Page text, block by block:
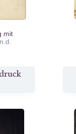
mit
n.d.